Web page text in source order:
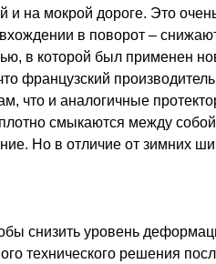
на мокрой дороге. Это
в поворот –
в которой был применен
французский
что и аналогичные
смыкаются между
Но в отличие от зимних
снизить уровень
технического решения